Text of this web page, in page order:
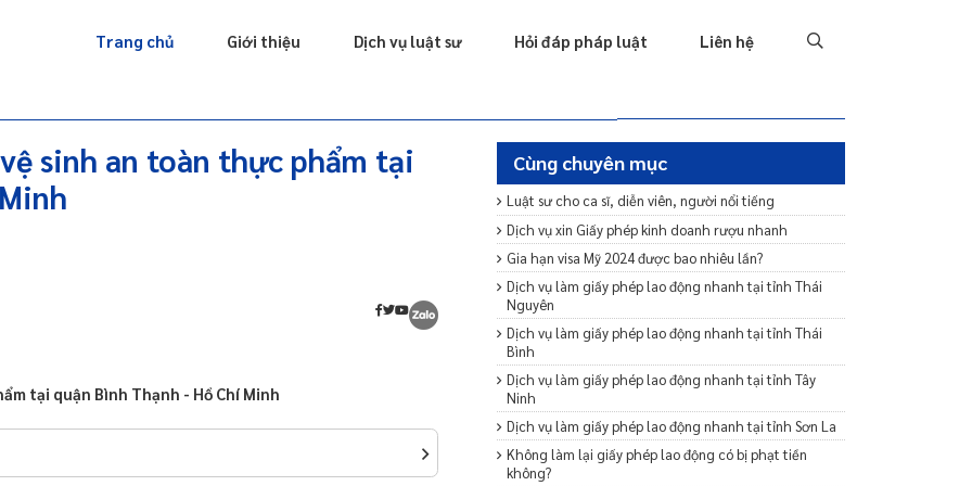
Trang chủ Giới thiệu Dịch vụ luật sư Hỏi đáp pháp luật Liên hệ Hôn nhân & Gia đình
sinh an toàn thực phẩm tại
tại quận Bình Thạnh - Hồ Chí Minh
Cùng chuyên mục
Luật sư cho ca sĩ, diễn viên, người nổi tiếng
Dịch vụ xin Giấy phép kinh doanh rượu nhanh
Gia hạn visa Mỹ 2024 được bao nhiêu lần?
Dịch vụ làm giấy phép lao động nhanh tại tỉnh Thái
Nguyên
Dịch vụ làm giấy phép lao động nhanh tại tỉnh Thái
Bình
Dịch vụ làm giấy phép lao động nhanh tại tỉnh Tây
Ninh
Dịch vụ làm giấy phép lao động nhanh tại tỉnh Sơn La
Không làm lại giấy phép lao động có bị phạt tiền
không?